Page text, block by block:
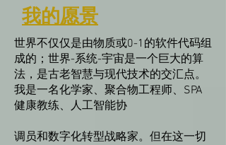
我的愿景
世界不仅仅是由物质或0-1的软件代码组
成的；世界-系统-宇宙是一个巨大的算
法，是古老智慧与现代技术的交汇点。
我是一名化学家、聚合物工程师、SPA
健康教练、人工智能协
调员和数字化转型战略家。但在这一切